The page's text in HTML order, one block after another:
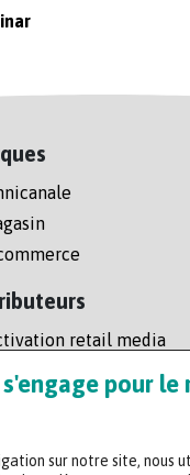
retail media
scanning
pour le
sur notre site, nous